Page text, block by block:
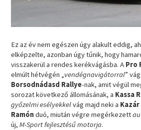
Ez az év nem egészen úgy alakult eddig,
elképzelte, azonban úgy tűnik, hogy
visszakerül a rendes kerékvágásba. A Pro
elmúlt hétvégén „vendégnavigátorral”
Borsodnádasd Rallye-nak, amit végül
sorozat következő állomásának, a Kassa
győzelmi esélyekkelvág majd neki a
Ramónduó, miután végre megérkezett
új,M-Sport fejlesztésű motorja.